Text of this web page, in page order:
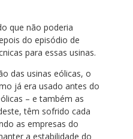
que não poderia
do episódio de
para essas usinas.
das usinas eólicas, o
já era usado antes do
– e também as
têm sofrido cada
as empresas do
a estabilidade do